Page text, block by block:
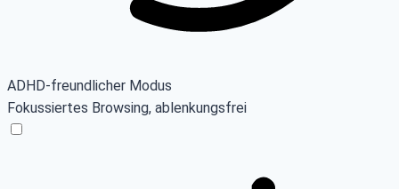
ADHD-freundlicher Modus
Fokussiertes Browsing, ablenkungsfrei